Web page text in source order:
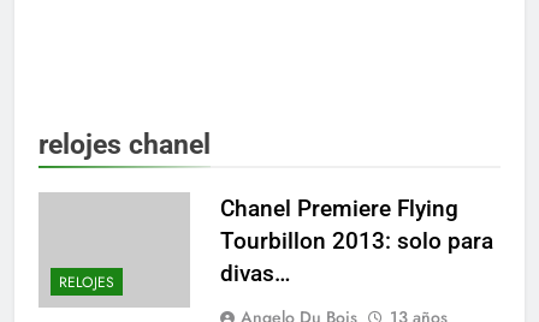
relojes chanel
RELOJES
Chanel Premiere Flying
Tourbillon 2013: solo para
divas…
Angelo Du Bois
13 años